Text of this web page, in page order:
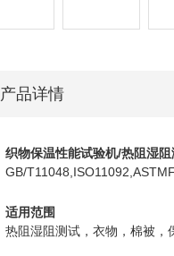
产品详情
织物保温性能试验机/热阻湿
GB/
适用范围
热阻湿阻测试，衣物，棉被，